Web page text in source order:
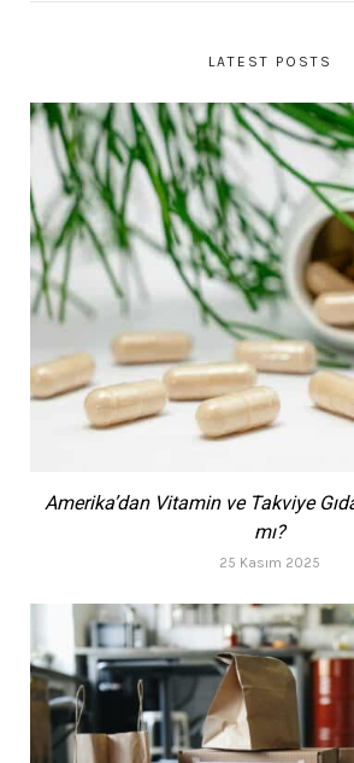
LATEST POSTS
Amerika’dan Vitamin ve Takviye
mı?
25 Kasım 2025